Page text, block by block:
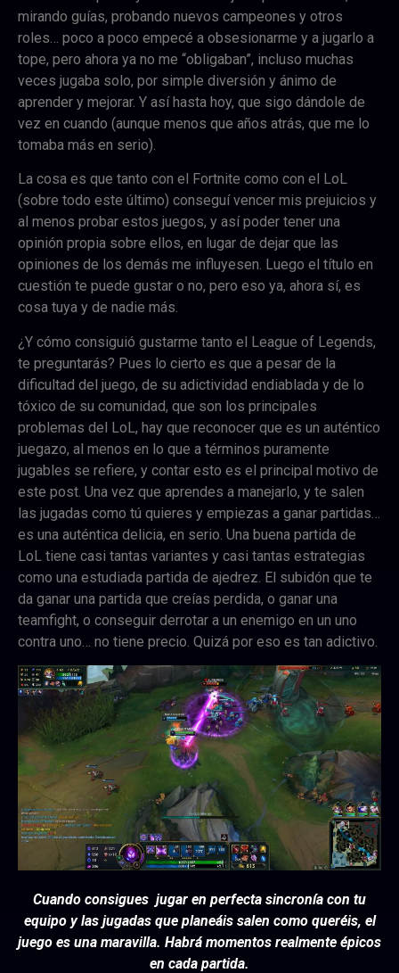
mirando guías, probando nuevos campeones y otros
roles… poco a poco empecé a obsesionarme y a jugarlo a
tope, pero ahora ya no me “obligaban”, incluso muchas
veces jugaba solo, por simple diversión y ánimo de
aprender y mejorar. Y así hasta hoy, que sigo dándole de
vez en cuando (aunque menos que años atrás, que me lo
tomaba más en serio).
La cosa es que tanto con el Fortnite como con el LoL
(sobre todo este último) conseguí vencer mis prejuicios y
al menos probar estos juegos, y así poder tener una
opinión propia sobre ellos, en lugar de dejar que las
opiniones de los demás me influyesen. Luego el título en
cuestión te puede gustar o no, pero eso ya, ahora sí, es
cosa tuya y de nadie más.
¿Y cómo consiguió gustarme tanto el League of Legends,
te preguntarás? Pues lo cierto es que a pesar de la
dificultad del juego, de su adictividad endiablada y de lo
tóxico de su comunidad, que son los principales
problemas del LoL, hay que reconocer que es un auténtico
juegazo, al menos en lo que a términos puramente
jugables se refiere, y contar esto es el principal motivo de
este post. Una vez que aprendes a manejarlo, y te salen
las jugadas como tú quieres y empiezas a ganar partidas…
es una auténtica delicia, en serio. Una buena partida de
LoL tiene casi tantas variantes y casi tantas estrategias
como una estudiada partida de ajedrez. El subidón que te
da ganar una partida que creías perdida, o ganar una
teamfight, o conseguir derrotar a un enemigo en un uno
contra uno… no tiene precio. Quizá por eso es tan adictivo.
Cuando consigues jugar en perfecta sincronía con tu
equipo y las jugadas que planeáis salen como queréis, el
juego es una maravilla. Habrá momentos realmente épicos
en cada partida.